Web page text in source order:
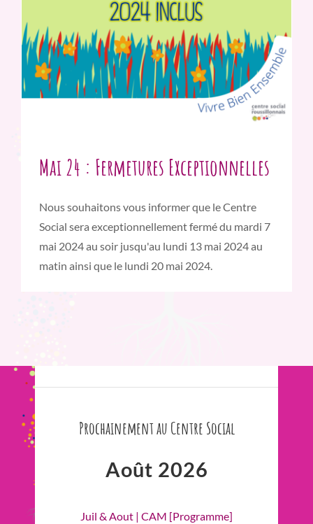
Mai 24 : Fermetures Exceptionnelles
Nous souhaitons vous informer que le Centre
Social sera exceptionnellement fermé du mardi 7
mai 2024 au soir jusqu'au lundi 13 mai 2024 au
matin ainsi que le lundi 20 mai 2024.
Prochainement au Centre Social
Août 2026
Juil & Aout | CAM [Programme]